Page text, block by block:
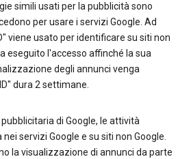
simili usati per la pubblicità sono
per usare i servizi Google. Ad
viene usato per identificare su siti non
eseguito l'accesso affinché la sua
degli annunci venga
dura 2 settimane.
di Google, le attività
servizi Google e su siti non Google.
la visualizzazione di annunci da parte